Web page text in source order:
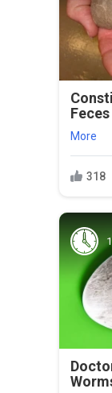
More
318